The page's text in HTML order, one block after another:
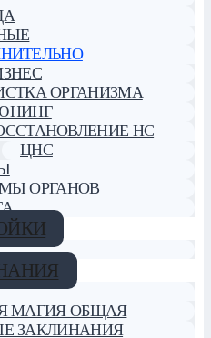
ОРГАНИЗМА
НС
ЦНС
ОРГАНОВ
МАГИЯ ОБЩАЯ
ЗАКЛИНАНИЯ